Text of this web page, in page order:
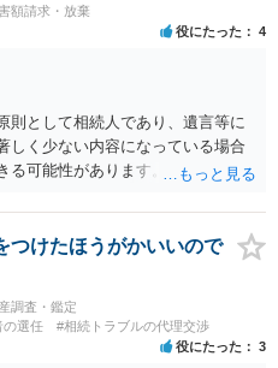
額請求・放棄
役にたった 4
則として相続人であり、遺言等に
しく少ない内容になっている場合
る可能性があります。ただし、
ている可能性があります。相続登
したことを知った日から３年以内
遺留分侵害額請求は、相続開始お
あったことを知った時から１年で
ら１０年が経過すると、認識の
す。 奥様がご両親の死亡を最近
つけたほうがかいいので
調査・鑑定
の選任 #相続トラブルの代理交渉
役にたった 3